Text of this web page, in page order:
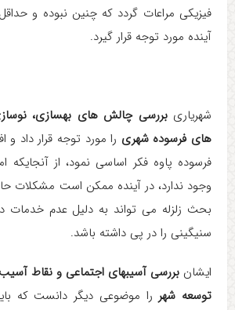
فیزیکی مراعات گردد که چنین نبوده و
آینده مورد توجه قرار گیرد.
شهریاریبررسی چالش های بهسازی،
های فرسوده شهری را مورد توجه قرار داد و
فرسوده پاوه فکر اساسی نمود، از آنجایکه
وجود ندارد، در آینده ممکن است مشکلات
بحث زلزله می تواند به دلیل عدم خدمات
سنیگینی را در پی داشته باشد.
ایشان بررسی آسیبهای اجتماعی و نقاط
توسعه شهر را موضوعی دیگر دانست که